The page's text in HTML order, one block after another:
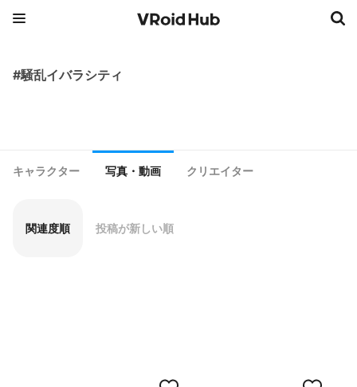
#騒乱イバラシティ
キャラクター 写真・動画 クリエイター
関連度順 投稿が新しい順